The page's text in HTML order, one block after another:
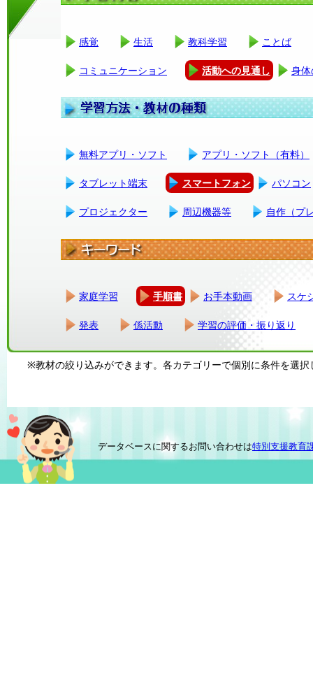
感覚 生活 教科学習 ことば
コミュニケーション 活動への見通し 身
無料アプリ・ソフト アプリ・ソフト（有料）
タブレット端末 スマートフォン パソコン
プロジェクター 周辺機器等 自作（プ
家庭学習 手順書 お手本動画 スケ
発表 係活動 学習の評価・振り返り
※教材の絞り込みができます。各カテゴリーで個別に条件を選択
データベースに関するお問い合わせは特別支援教育